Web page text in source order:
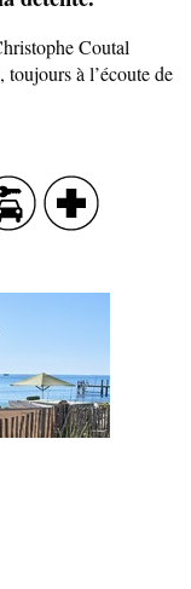
Coutal
à l’écoute de